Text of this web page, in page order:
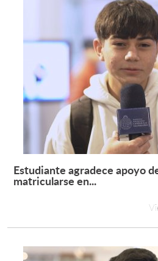
Estudiante agradece apoyo
matricularse en...